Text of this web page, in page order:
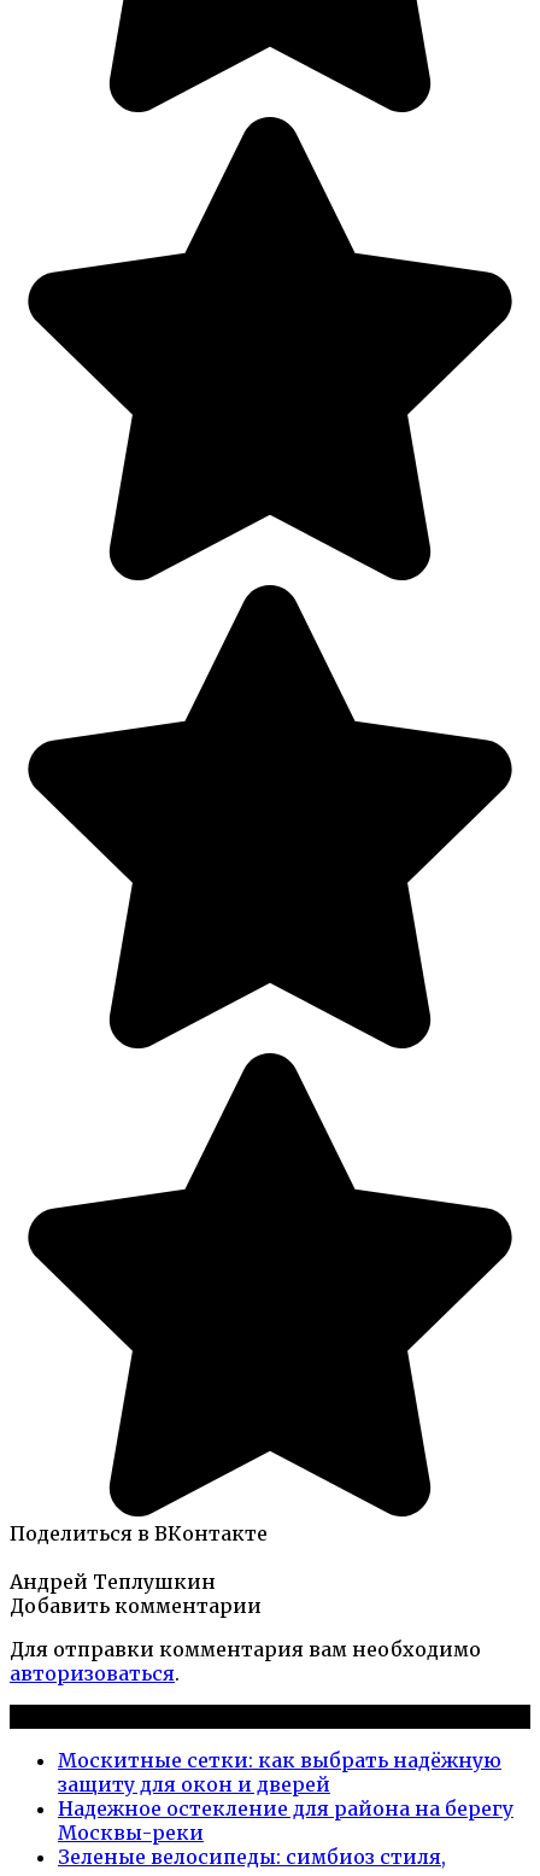
Поделиться в ВКонтакте
Андрей Теплушкин
Добавить комментарии
Для отправки комментария вам необходимо
авторизоваться.
Москитные сетки: как выбрать надёжную
защиту для окон и дверей
Надежное остекление для района на берегу
Москвы-реки
Зеленые велосипеды: симбиоз стиля,